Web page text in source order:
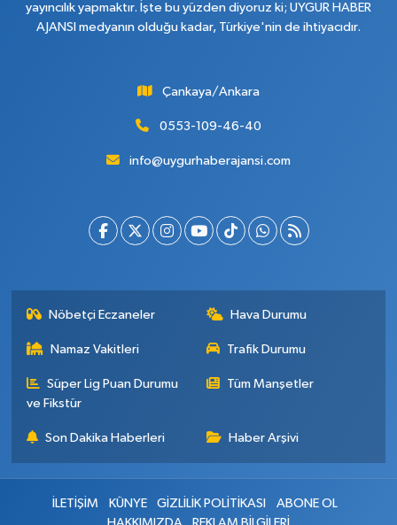
yayıncılık yapmaktır. İşte bu yüzden diyoruz ki; UYGUR HABER
AJANSI medyanın olduğu kadar, Türkiye'nin de ihtiyacıdır.
Çankaya/Ankara
0553-109-46-40
info@uygurhaberajansi.com
Nöbetçi Eczaneler Hava Durumu
Namaz Vakitleri Trafik Durumu
Süper Lig Puan Durumu
ve Fikstür
Tüm Manşetler
Son Dakika Haberleri Haber Arşivi
İLETİŞİM KÜNYE GİZLİLİK POLİTİKASI
ABONE OL